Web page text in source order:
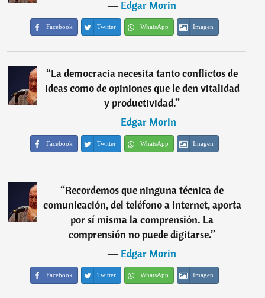
―Edgar Morin
Facebook Twitter WhatsApp Imagen
“La democracia necesita tanto conflictos de
ideas como de opiniones que le den vitalidad
y productividad.”
―Edgar Morin
Facebook Twitter WhatsApp Imagen
“Recordemos que ninguna técnica de
comunicación, del teléfono a Internet, aporta
por sí misma la comprensión. La
comprensión no puede digitarse.”
―Edgar Morin
Facebook Twitter WhatsApp Imagen